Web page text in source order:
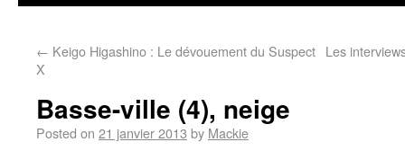
← Keigo Higashino : Le dévouement du Suspect
X
Les
Basse-ville (4), neige
Posted on 21 janvier 2013 by Mackie